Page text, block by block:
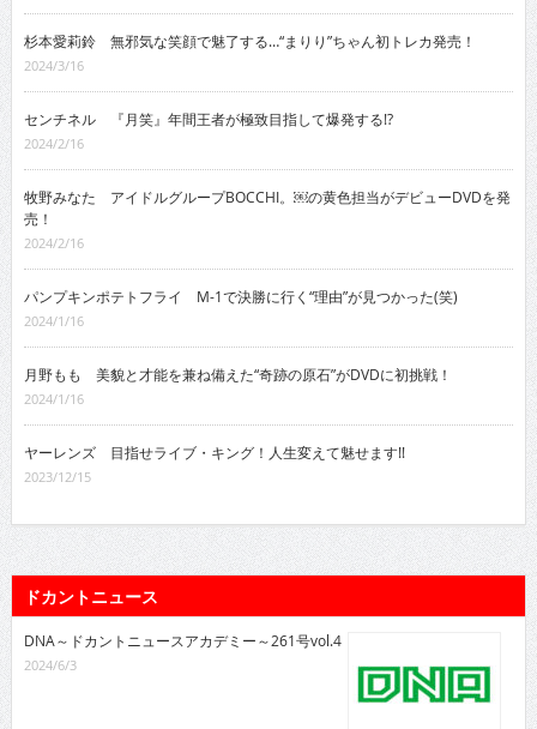
杉本愛莉鈴 無邪気な笑顔で魅了する…“まりり”ちゃん初トレカ発売！
2024/3/16
センチネル 『月笑』年間王者が極致目指して爆発する!?
2024/2/16
牧野みなた アイドルグループBOCCHI。￼の黄色担当がデビューDVDを発
売！
2024/2/16
パンプキンポテトフライ M-1で決勝に行く“理由”が見つかった(笑)
2024/1/16
月野もも 美貌と才能を兼ね備えた“奇跡の原石”がDVDに初挑戦！
2024/1/16
ヤーレンズ 目指せライブ・キング！人生変えて魅せます!!
2023/12/15
ドカントニュース
DNA～ドカントニュースアカデミー～261号vol.4
2024/6/3